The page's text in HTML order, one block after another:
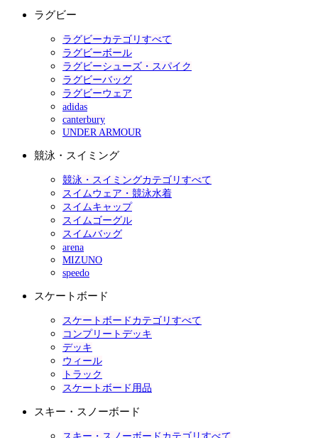
ラグビー
ラグビーカテゴリすべて
ラグビーボール
ラグビーシューズ・スパイク
ラグビーバッグ
ラグビーウェア
adidas
canterbury
UNDER ARMOUR
競泳・スイミング
競泳・スイミングカテゴリすべて
スイムウェア・競泳水着
スイムキャップ
スイムゴーグル
スイムバッグ
arena
MIZUNO
speedo
スケートボード
スケートボードカテゴリすべて
コンプリートデッキ
デッキ
ウィール
トラック
スケートボード用品
スキー・スノーボード